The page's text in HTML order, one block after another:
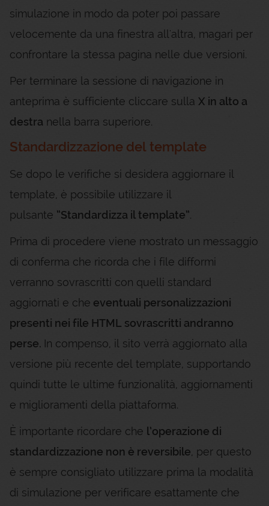
simulazione in modo da poter poi passare
velocemente da una finestra all'altra, magari per
confrontare la stessa pagina nelle due versioni.
Per terminare la sessione di navigazione in
anteprima è sufficiente cliccare sulla X in alto a
destra nella barra superiore.
Standardizzazione del template
Se dopo le verifiche si desidera aggiornare il
template, è possibile utilizzare il
pulsante “Standardizza il template”.
Prima di procedere viene mostrato un messaggio
di conferma che ricorda che i file difformi
verranno sovrascritti con quelli standard
aggiornati e che eventuali personalizzazioni
presenti nei file HTML sovrascritti andranno
perse. In compenso, il sito verrà aggiornato alla
versione più recente del template, supportando
quindi tutte le ultime funzionalità, aggiornamenti
e miglioramenti della piattaforma.
È importante ricordare che l’operazione di
standardizzazione non è reversibile, per questo
è sempre consigliato utilizzare prima la modalità
di simulazione per verificare esattamente che